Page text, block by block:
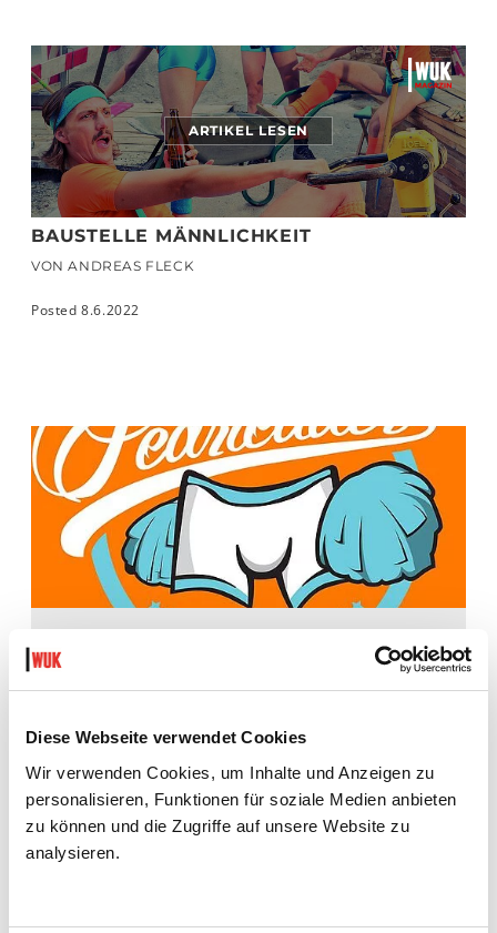
Diese Webseite verwendet Cookies
Wir verwenden Cookies, um Inhalte und Anzeigen zu
personalisieren, Funktionen für soziale Medien anbieten
zu können und die Zugriffe auf unsere Website zu
analysieren.
ARTIKEL LESEN
BAUSTELLE MÄNNLICHKEIT
VON ANDREAS FLECK
Posted 8.6.2022
Die Fearleaders sind eine männliche Cheerleadergruppe in
Wien. "Wir wollten Sexismus, Homophobie und
Männerdominanz im Sport den Kampf ansagen", sagt Andy im
Interview mit der Zeit. Gegründet wurden die Fearleaders 2012.
Teams auf.